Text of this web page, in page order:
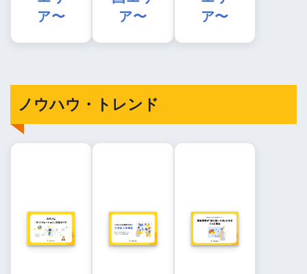
ア〜
ア〜
ア〜
ノウハウ・トレンド